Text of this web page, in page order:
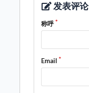
发表评论
称呼
Email